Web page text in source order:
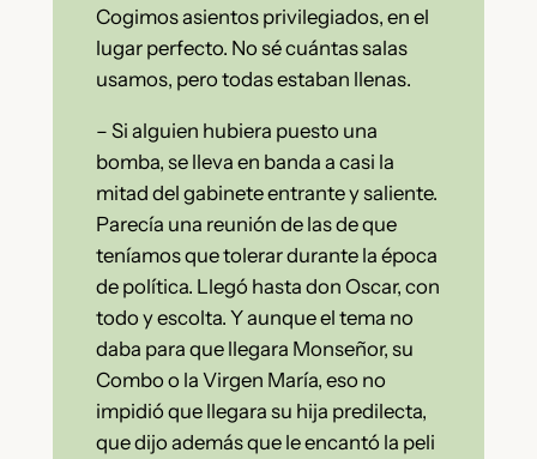
Cogimos asientos privilegiados, en el
lugar perfecto. No sé cuántas salas
usamos, pero todas estaban llenas.
– Si alguien hubiera puesto una
bomba, se lleva en banda a casi la
mitad del gabinete entrante y saliente.
Parecía una reunión de las de que
teníamos que tolerar durante la época
de política. Llegó hasta don Oscar, con
todo y escolta. Y aunque el tema no
daba para que llegara Monseñor, su
Combo o la Virgen María, eso no
impidió que llegara su hija predilecta,
que dijo además que le encantó la peli